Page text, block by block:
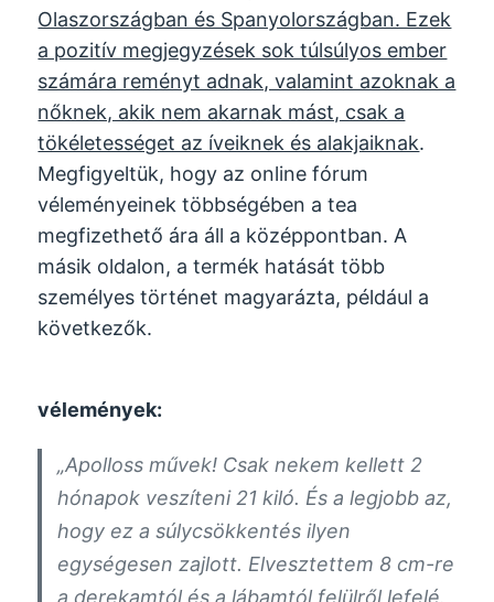
Olaszországban és Spanyolországban. Ezek
a pozitív megjegyzések sok túlsúlyos ember
számára reményt adnak, valamint azoknak a
nőknek, akik nem akarnak mást, csak a
tökéletességet az íveiknek és alakjaiknak.
Megfigyeltük, hogy az online fórum
véleményeinek többségében a tea
megfizethető ára áll a középpontban. A
másik oldalon, a termék hatását több
személyes történet magyarázta, például a
következők.
vélemények:
„Apolloss művek! Csak nekem kellett 2
hónapok veszíteni 21 kiló. És a legjobb az,
hogy ez a súlycsökkentés ilyen
egységesen zajlott. Elvesztettem 8 cm-re
a derekamtól és a lábamtól felülről lefelé.